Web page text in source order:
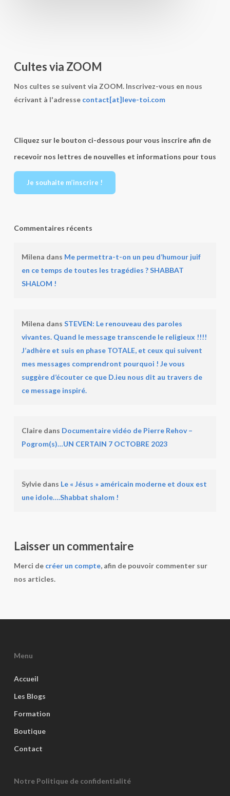
Cultes via ZOOM
Nos cultes se suivent via ZOOM. Inscrivez-vous en nous
écrivant à l'adresse contact[at]leve-toi.com
Cliquez sur le bouton ci-dessous pour vous inscrire afin de
recevoir nos lettres de nouvelles et informations pour tous
Je souhaite m’inscrire !
Commentaires récents
Milena dans Me permettra-t-on un peu d’humour juif
en ce temps de toutes les tragédies ? SHABBAT
SHALOM !
Milena dans STEVEN: Le renouveau des paroles
vivantes. Quand le message transcende le religieux !!!!
J’adhère et suis en phase TOTALE, et ceux qui suivent
mes messages comprendront pourquoi ! Je vous
suggère d’écouter ce que D.ieu nous dit au travers de
ce message inspiré.
Clairedans Documentaire vidéo de Pierre Rehov –
Pogrom(s)…UN CERTAIN 7 OCTOBRE 2023
Sylviedans Le « Jésus » américain moderne et doux est
une idole….Shabbat shalom !
Laisser un commentaire
Merci de créer un compte, afin de pouvoir commenter sur
nos articles.
Menu
Accueil
Les Blogs
Formation
Boutique
Contact
Notre Politique de confidentialité